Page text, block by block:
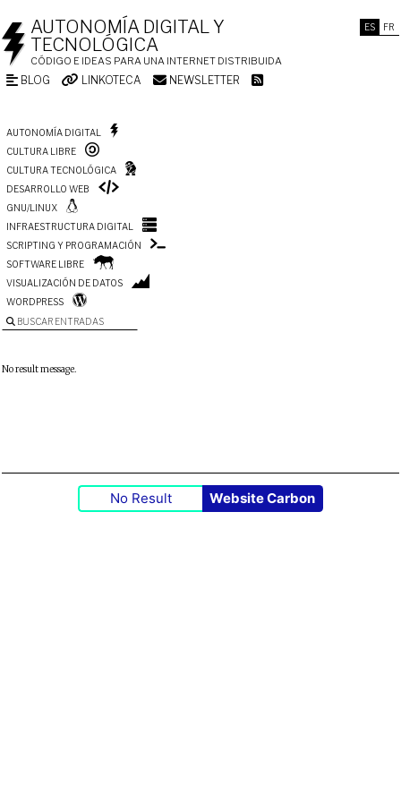
ES FR
AUTONOMÍA DIGITAL Y
TECNOLÓGICA
CÓDIGO E IDEAS PARA UNA INTERNET DISTRIBUIDA
BLOG LINKOTECA NEWSLETTER
AUTONOMÍA DIGITAL
CULTURA LIBRE
CULTURA TECNOLÓGICA
DESARROLLO WEB
GNU/LINUX
INFRAESTRUCTURA DIGITAL
SCRIPTING Y PROGRAMACIÓN
SOFTWARE LIBRE
VISUALIZACIÓN DE DATOS
WORDPRESS
BUSCAR ENTRADAS
No result message.
No Result Website Carbon